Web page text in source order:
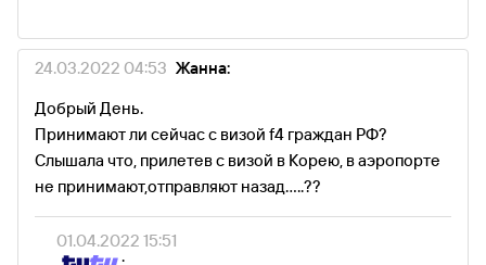
24.03.2022 04:53 Жанна:
Добрый День.
Принимают ли сейчас с визой f4 граждан РФ?
Слышала что, прилетев с визой в Корею, в аэропорте
не принимают,отправляют назад.....??
01.04.2022 15:51